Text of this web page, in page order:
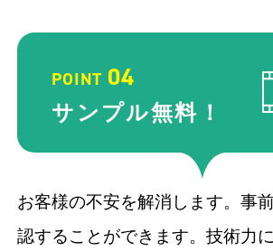
POINT 04
サンプル無料！
お客様の不安を解消します。事
認することができます。技術力